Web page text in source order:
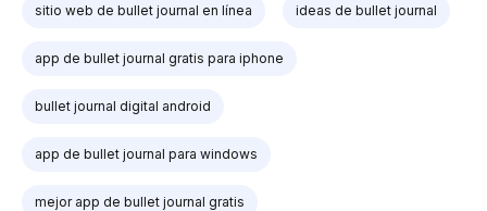
sitio web de bullet journal en línea ideas de bullet journal
app de bullet journal gratis para iphone
bullet journal digital android
app de bullet journal para windows
mejor app de bullet journal gratis